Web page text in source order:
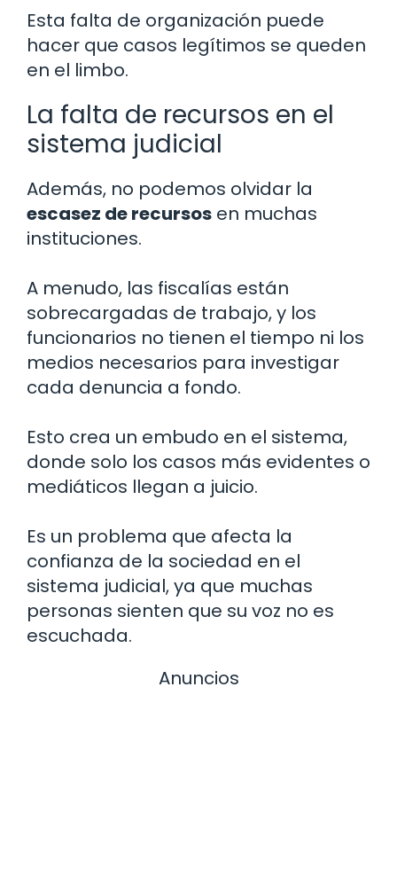
Esta falta de organización puede
hacer que casos legítimos se queden
en el limbo.
La falta de recursos en el
sistema judicial
Además, no podemos olvidar la
escasez de recursos en muchas
instituciones.
A menudo, las fiscalías están
sobrecargadas de trabajo, y los
funcionarios no tienen el tiempo ni los
medios necesarios para investigar
cada denuncia a fondo.
Esto crea un embudo en el sistema,
donde solo los casos más evidentes o
mediáticos llegan a juicio.
Es un problema que afecta la
confianza de la sociedad en el
sistema judicial, ya que muchas
personas sienten que su voz no es
escuchada.
Anuncios